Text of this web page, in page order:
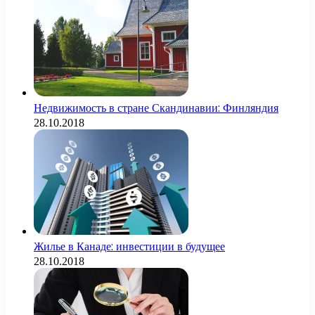
Недвижимость в стране Скандинавии: Финляндия
28.10.2018
Жилье в Канаде: инвестиции в будущее
28.10.2018